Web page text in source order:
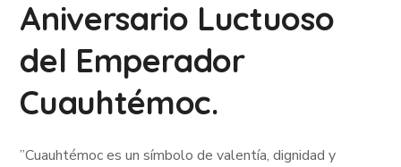
Aniversario Luctuoso
del Emperador
Cuauhtémoc.
”Cuauhtémoc es un símbolo de valentía, dignidad y